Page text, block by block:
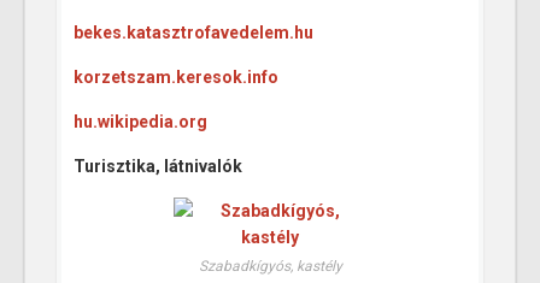
bekes.katasztrofavedelem.hu
korzetszam.keresok.info
hu.wikipedia.org
Turisztika, látnivalók
Szabadkígyós, kastély